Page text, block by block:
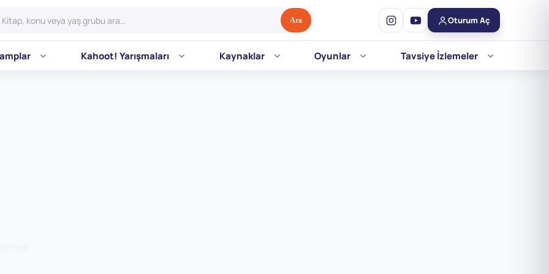
Ara Oturum Aç
Kahoot! Yarışmaları Kaynaklar Oyunlar Tavsiye İzlemeler